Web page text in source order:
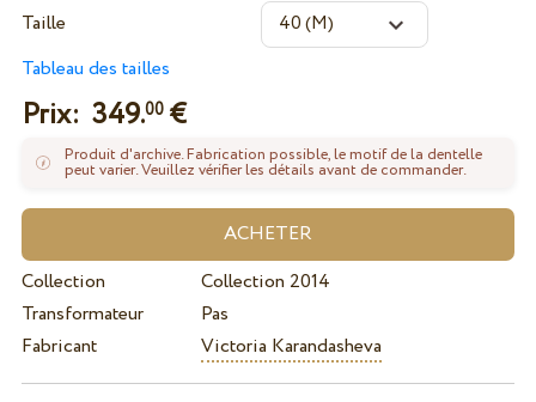
Taille
Tableau des tailles
Prix: 349.00€
Produit d'archive. Fabrication possible, le motif de la dentelle
peut varier. Veuillez vérifier les détails avant de commander.
Collection
Collection 2014
Transformateur
Pas
Fabricant
Victoria Karandasheva